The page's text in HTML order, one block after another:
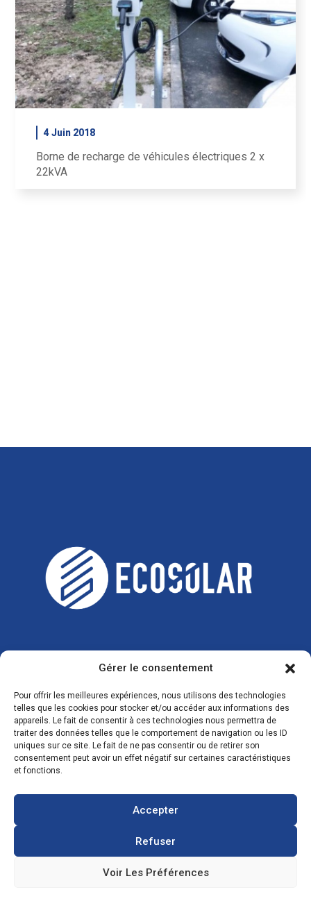
Gérer le consentement
Pour offrir les meilleures expériences, nous utilisons des technologies
telles que les cookies pour stocker et/ou accéder aux informations des
appareils. Le fait de consentir à ces technologies nous permettra de
traiter des données telles que le comportement de navigation ou les ID
uniques sur ce site. Le fait de ne pas consentir ou de retirer son
consentement peut avoir un effet négatif sur certaines caractéristiques
et fonctions.
Accepter
Refuser
Voir Les Préférences
4 Juin 2018
Borne de recharge de véhicules électriques 2 x
22kVA
Zone Industrielle, 3 Rue de l'Industrie 08350
Donchery
FRANCE
contact@ecosolar.energy